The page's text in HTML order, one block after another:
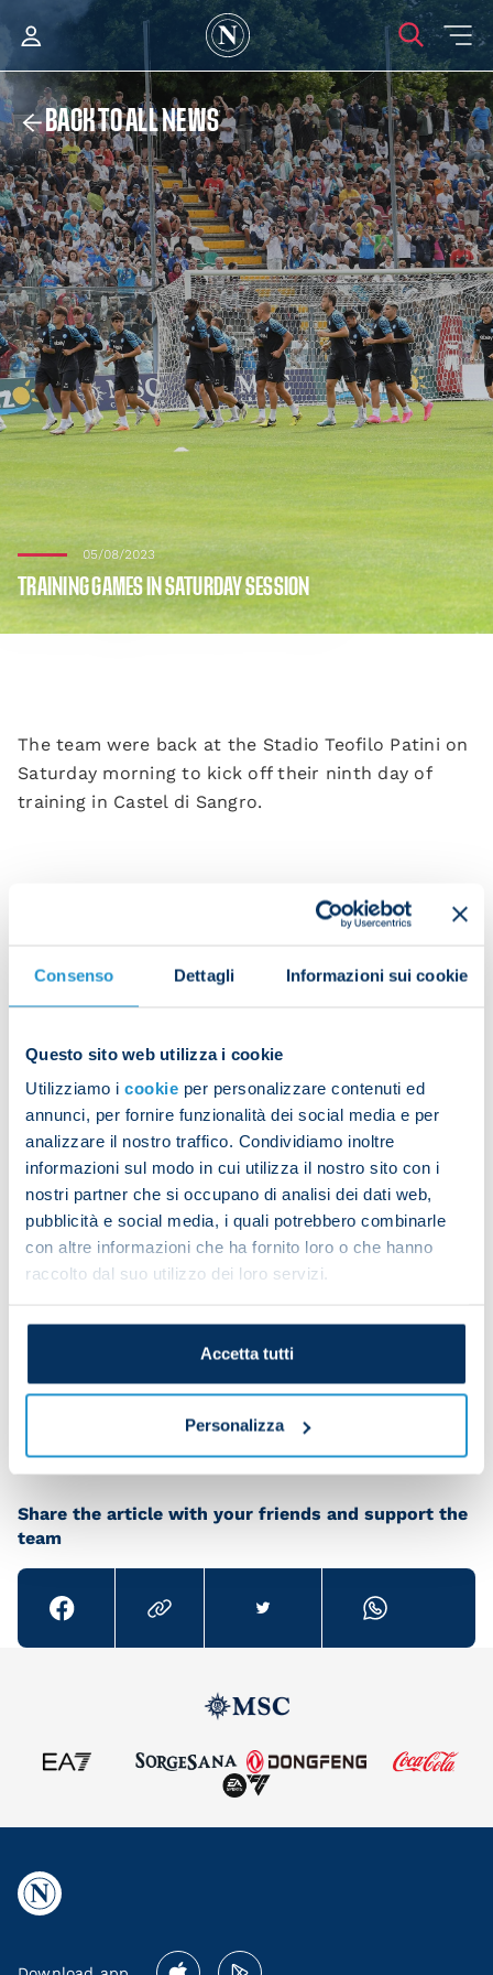
Consenso Dettagli Informazioni sui cookie
Questo sito web utilizza i cookie
Utilizziamo i cookie per personalizzare contenuti ed
annunci, per fornire funzionalità dei social media e per
analizzare il nostro traffico. Condividiamo inoltre
informazioni sul modo in cui utilizza il nostro sito con i
nostri partner che si occupano di analisi dei dati web,
pubblicità e social media, i quali potrebbero combinarle
con altre informazioni che ha fornito loro o che hanno
raccolto dal suo utilizzo dei loro servizi.
Accetta tutti
Personalizza
BACK TO ALL NEWS
05/08/2023
TRAINING GAMES IN SATURDAY SESSION
The team were back at the Stadio Teofilo Patini on
Saturday morning to kick off their ninth day of
training in Castel di Sangro.
After the warm-up, they played a game with small
goals and a training match on a small pitch before
Karim Zedadka, Coli Saco, Mario Rui, Gianluca
personalised work on the pitch while Victor
Osimhen trained separately in the gym.
Pierluigi Gollini missed the session due to flu-like
symptoms.
The team have been given the afternoon off.
Share the article with your friends and support the
team